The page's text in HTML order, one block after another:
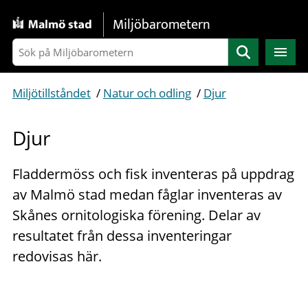
Gå direkt till sidans innehåll
Miljöbarometern
Sök
Miljötillståndet / Natur och odling / Djur
Djur
Fladdermöss och fisk inventeras på uppdrag
av Malmö stad medan fåglar inventeras av
Skånes ornitologiska förening. Delar av
resultatet från dessa inventeringar
redovisas här.